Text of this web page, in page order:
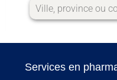
Services en